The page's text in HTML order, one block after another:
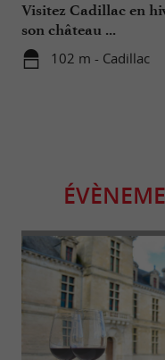
Visitez Cadillac en
son château ...
102 m - Cadillac